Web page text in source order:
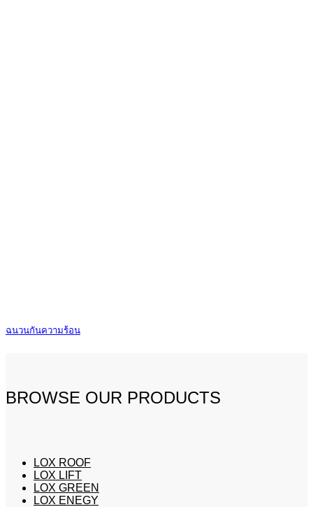
ฉนวนกันความร้อน
BROWSE OUR PRODUCTS
LOX ROOF
LOX LIFT
LOX GREEN
LOX ENEGY